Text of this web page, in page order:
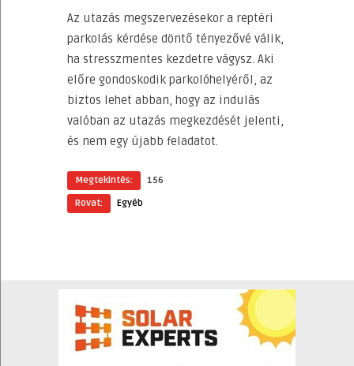
Az utazás megszervezésekor a reptéri
parkolás kérdése döntő tényezővé válik,
ha stresszmentes kezdetre vágysz. Aki
előre gondoskodik parkolóhelyéről, az
biztos lehet abban, hogy az indulás
valóban az utazás megkezdését jelenti,
és nem egy újabb feladatot.
Megtekintés:
156
Rovat:
Egyéb